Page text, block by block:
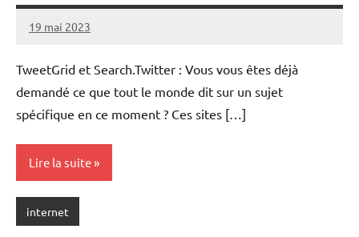
19 mai 2023
rédaction
TweetGrid et Search.Twitter : Vous vous êtes déjà
demandé ce que tout le monde dit sur un sujet
spécifique en ce moment ? Ces sites […]
Lire la suite
internet